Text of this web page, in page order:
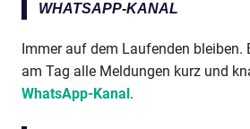
WHATSAPP-KANAL
Immer auf dem Laufenden bleiben.
am Tag alle Meldungen kurz und
WhatsApp-Kanal .